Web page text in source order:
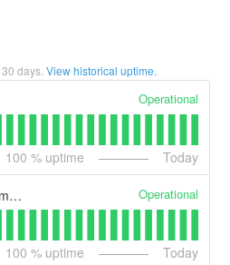
30 days. View historical uptime.
Operational
100 % uptime Today
Management Portal (example) Operational
100 % uptime Today